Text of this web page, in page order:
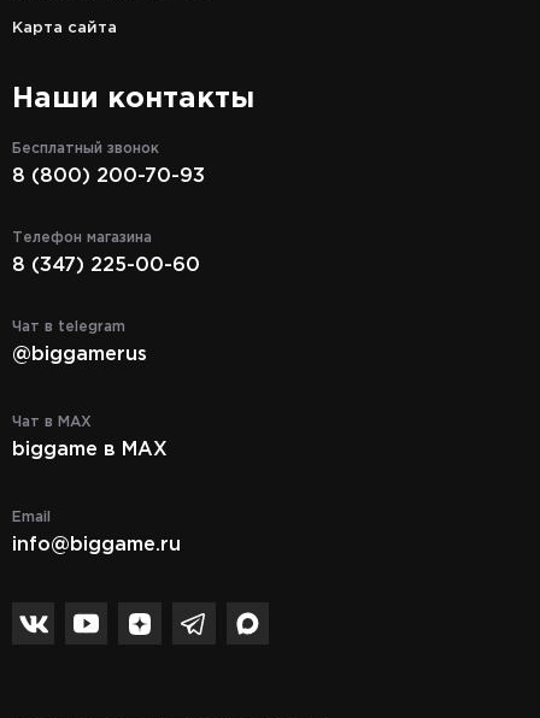
Карта сайта
Наши контакты
Бесплатный звонок
8 (800) 200-70-93
Телефон магазина
8 (347) 225-00-60
Чат в telegram
@biggamerus
Чат в MAX
biggame в MAX
Email
info@biggame.ru